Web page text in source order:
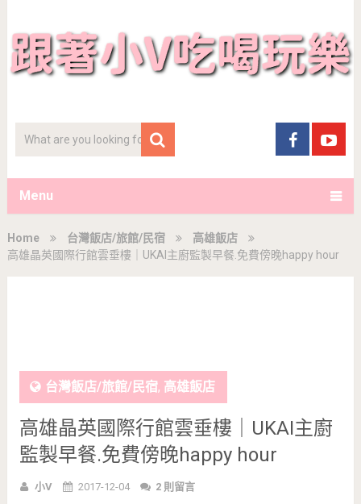
Menu
Home 台灣飯店/旅館/民宿
高雄飯店
高雄晶英國際行館雲垂樓｜UKAI主廚監製早餐.免費傍晚happy hour
台灣飯店/旅館/民宿, 高雄飯店
高雄晶英國際行館雲垂樓｜UKAI主廚
監製早餐.免費傍晚happy hour
小V 2017-12-04 2 則留言